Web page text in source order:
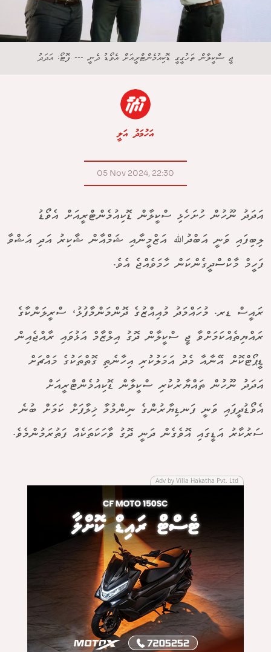
ޖީ ސްކީލާން ތަހުގީގީ ޑޮކިއުމެންޓްރީއަށް އެވޯޑު ދެނީ --- ފޮޓޯ: އަދަދު
އަހުމަދު އަލީ
05 Nov 2024, 22:30
އަދަދު ނޫހުން ހުށަހެޅި ސްކީލާން ޑޮކިއުމެންޓްރީއަށް އެވޯޑު
ލިބިފައި ވަނީ އަބްދުﷲ އަޒްމީނާއި ޝަމްއާން ޝާކިރު އަދި އަޝްވާ
ފަހީމް މާކްސްދީގެންކަން ހާމަވެއްޖެ އެވެ.
ރައީސް ޑރ. މުހައްމަދު މުއިއްޒުގެ ދޮންމަންމާފުޅު، ސްރީލަންކާގެ
ރައްޔިތެއްކަމަށްވާ ޖީ ސްކީލާން ދޮގު އިލްޒާމް އަޅުވައި ރާއްޖެއިން
ޑީޕޯޓްކޮށް އޭނާއާ މެދު އަމަލުކުރި އިހާނެތި ގޮތްތަކުގެ މައްޗަށް
އަދަދު ނޫހުން ތައްޔާރުކުރި ސްކީލާން ޑޮކިއުމެންޓްރީއަށް
އެވޯޑުދީފައި ވަނީ ފަނޑިޔާރުންގެ ނިންމުމާ ޚިލާފަށް ކަމަށް ބުނެ
ސަރުކާރު އަޑީގައި އޮވެގެން ދަނީ ދޮގު ވާހަކަތަކެއް ފަތުރަމުންމެވެ.
Adv by Villa Hakatha Pvt. Ltd